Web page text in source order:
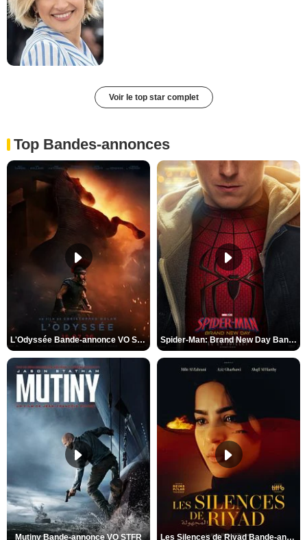
Voir le top star complet
Top Bandes-annonces
L'Odyssée Bande-annonce VO STFR Spider-Man: Brand New Day Bande-annonce VO STFR
Mutiny Bande-annonce VO STFR Les Silences de Riyad Bande-annonce VO STFR